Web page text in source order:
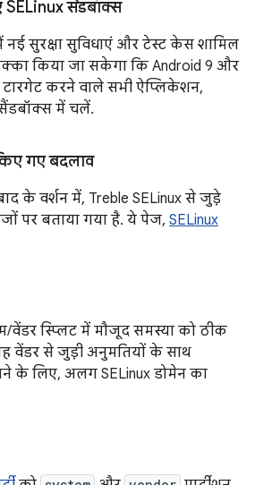
सैंडबॉक्स
नई सुरक्षा सुविधाएं और टेस्ट केस शामिल
किया जा सकेगा कि Android 9 और
करने वाले सभी ऐप्लिकेशन,
में चलें.
गए बदलाव
के वर्शन में, Treble SELinux से जुड़े
पर बताया गया है. ये पेज, SELinux
वेंडर स्प्लिट में मौजूद समस्या को ठीक
वेंडर से जुड़ी अनुमतियों के साथ
के लिए, अलग SELinux डोमेन का